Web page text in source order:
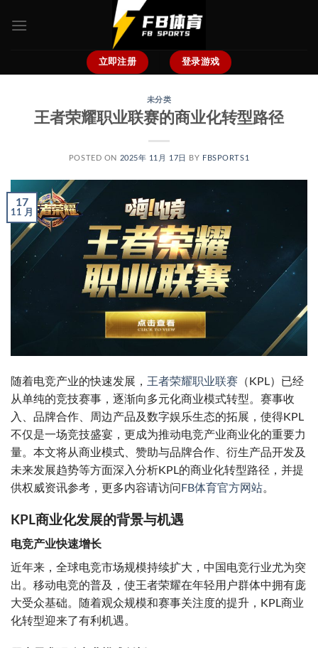
立即注册 登录游戏
未分类
王者荣耀职业联赛的商业化转型路径
POSTED ON 2025年 11月 17日 BY FBSPORTS1
17
11 月
随着电竞产业的快速发展， 王者荣耀职业联赛 （KPL）已经
从单纯的竞技赛事，逐渐向多元化商业模式转型。赛事收
入、品牌合作、周边产品及数字娱乐生态的拓展，使得KPL
不仅是一场竞技盛宴，更成为推动电竞产业商业化的重要力
量。本文将从商业模式、赞助与品牌合作、衍生产品开发及
未来发展趋势等方面深入分析KPL的商业化转型路径，并提
供权威资讯参考，更多内容请访问 FB体育官方网站。
KPL商业化发展的背景与机遇
电竞产业快速增长
近年来，全球电竞市场规模持续扩大，中国电竞行业尤为突
出。移动电竞的普及，使王者荣耀在年轻用户群体中拥有庞
大受众基础。随着观众规模和赛事关注度的提升，KPL商业
化转型迎来了有利机遇。